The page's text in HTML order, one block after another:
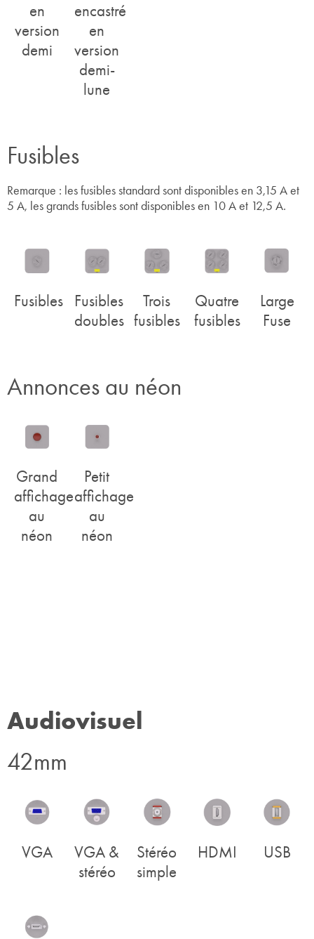
en
version
demi
encastré
en
version
demi-
lune
Fusibles
Remarque : les fusibles standard sont disponibles en 3,15 A et
5 A, les grands fusibles sont disponibles en 10 A et 12,5 A.
Fusibles
Fusibles
doubles
Trois
fusibles
Quatre
fusibles
Large
Fuse
Annonces au néon
Grand
affichage
au
néon
Petit
affichage
au
néon
Audiovisuel
42mm
VGA
VGA &
stéréo
Stéréo
simple
HDMI USB